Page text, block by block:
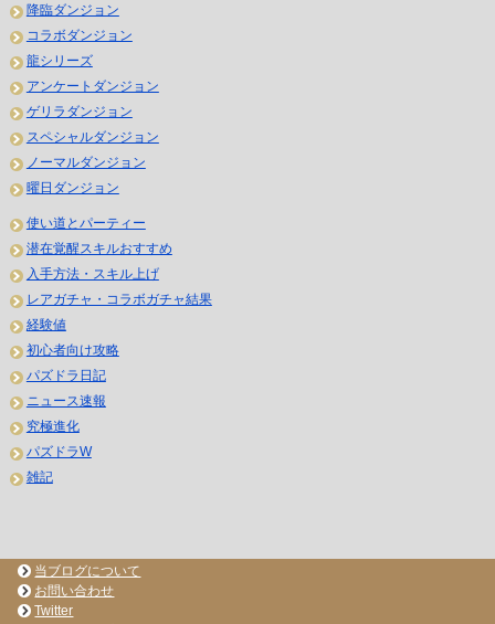
降臨ダンジョン
コラボダンジョン
龍シリーズ
アンケートダンジョン
ゲリラダンジョン
スペシャルダンジョン
ノーマルダンジョン
曜日ダンジョン
使い道とパーティー
潜在覚醒スキルおすすめ
入手方法・スキル上げ
レアガチャ・コラボガチャ結果
経験値
初心者向け攻略
パズドラ日記
ニュース速報
究極進化
パズドラW
雑記
当ブログについて
お問い合わせ
Twitter